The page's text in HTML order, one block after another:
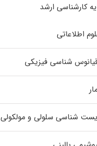
کارشناسی ارشد
اطلاعاتی
شناسی فیزیکی
شناسی سلولی و مولکولی